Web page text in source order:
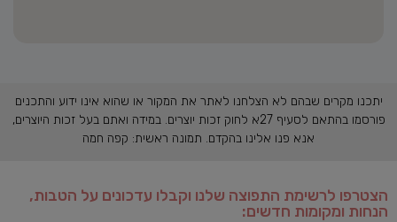
יתכנו מקרים שבהם לא הצלחנו לאתר את המקור או שהוא אינו ידוע והתכנים
פורסמו בהתאם לסעיף 27א לחוק זכות יוצרים. במידה ואתם בעל זכות היוצרים,
אנא פנו אלינו בהקדם. תמונה ראשית: קפה חמה
הצטרפו לרשימת התפוצה שלנו וקבלו עדכונים על הטבות,
הנחות ומקומות חדשים: